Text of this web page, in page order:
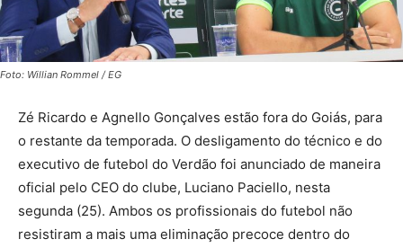
Foto: Willian Rommel / EG
Zé Ricardo e Agnello Gonçalves estão fora do Goiás, para
o restante da temporada. O desligamento do técnico e do
executivo de futebol do Verdão foi anunciado de maneira
oficial pelo CEO do clube, Luciano Paciello, nesta
segunda (25). Ambos os profissionais do futebol não
resistiram a mais uma eliminação precoce dentro do